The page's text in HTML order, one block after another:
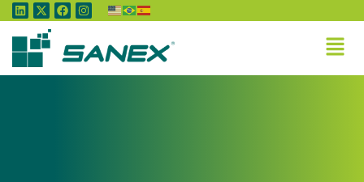
Home » Exportações
Mais 13 frigoríficos brasileiros podem exportar carne
para a China